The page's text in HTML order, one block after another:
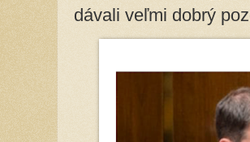
dávali veľmi dobrý